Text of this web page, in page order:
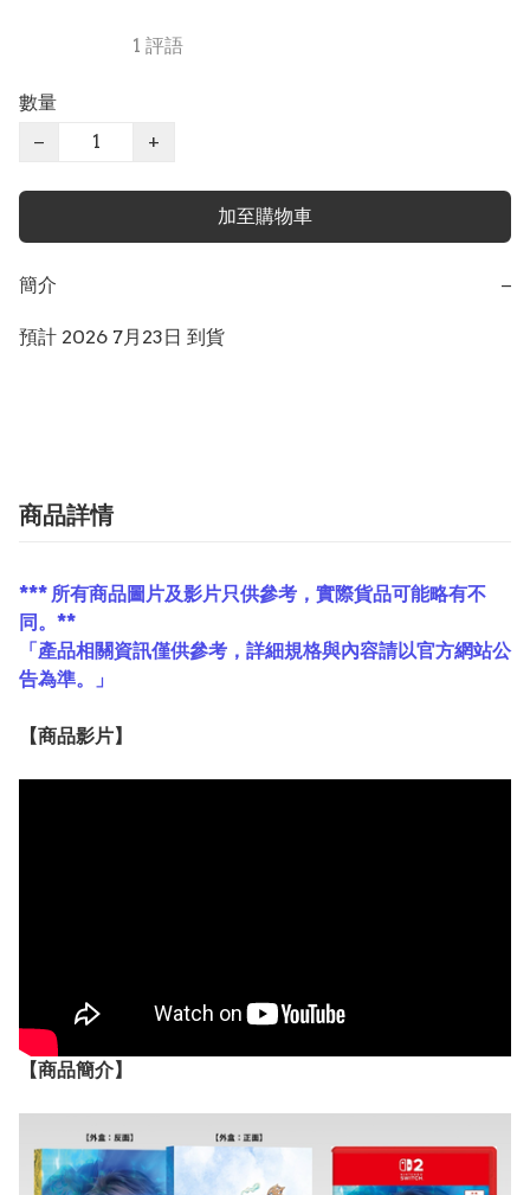
1 評語
數量
−
+
加至購物車
簡介 −
預計 2026 7月23日 到貨
商品詳情
*** 所有商品圖片及影片只供參考，實際貨品可能略有不
同。**
「產品相關資訊僅供參考，詳細規格與內容請以官方網站公
告為準。」
【商品影片】
【商品簡介】